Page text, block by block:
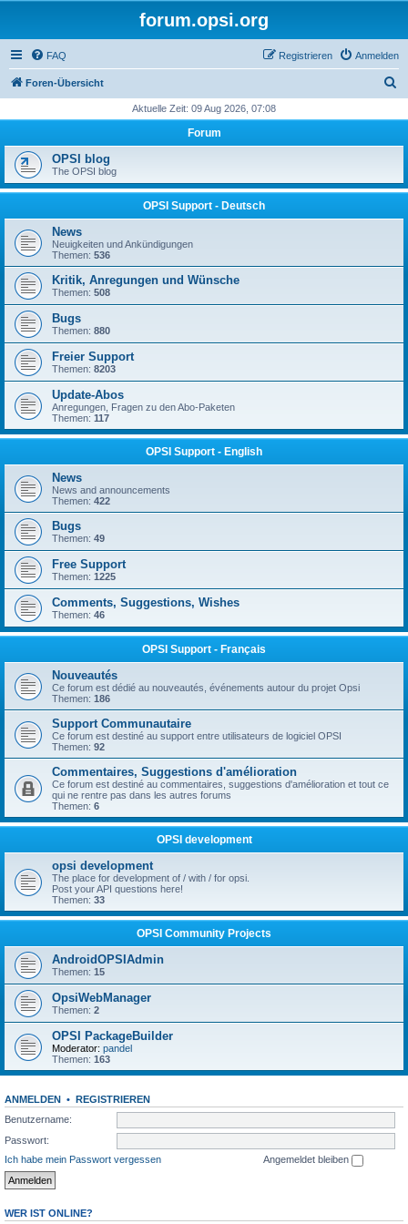
forum.opsi.org
FAQ Anmelden
Registrieren
Foren-Übersicht
h
Aktuelle Zeit: 09 Aug 2026, 07:08
Forum
OPSI blog
The OPSI blog
OPSI Support - Deutsch
News
Neuigkeiten und Ankündigungen
Themen: 536
Kritik, Anregungen und Wünsche
Themen: 508
Bugs
Themen: 880
Freier Support
Themen: 8203
Update-Abos
Anregungen, Fragen zu den Abo-Paketen
Themen: 117
OPSI Support - English
News
News and announcements
Themen: 422
Bugs
Themen: 49
Free Support
Themen: 1225
Comments, Suggestions, Wishes
Themen: 46
OPSI Support - Français
Nouveautés
Ce forum est dédié au nouveautés, événements autour du projet Opsi
Themen: 186
Support Communautaire
Ce forum est destiné au support entre utilisateurs de logiciel OPSI
Themen: 92
Commentaires, Suggestions d'amélioration
Ce forum est destiné au commentaires, suggestions d'amélioration et tout ce
qui ne rentre pas dans les autres forums
Themen: 6
OPSI development
opsi development
The place for development of / with / for opsi.
Post your API questions here!
Themen: 33
OPSI Community Projects
AndroidOPSIAdmin
Themen: 15
OpsiWebManager
Themen: 2
OPSI PackageBuilder
Moderator: pandel
Themen: 163
ANMELDEN • REGISTRIEREN
Benutzername:
Passwort:
Ich habe mein Passwort vergessen
Angemeldet bleiben
WER IST ONLINE?